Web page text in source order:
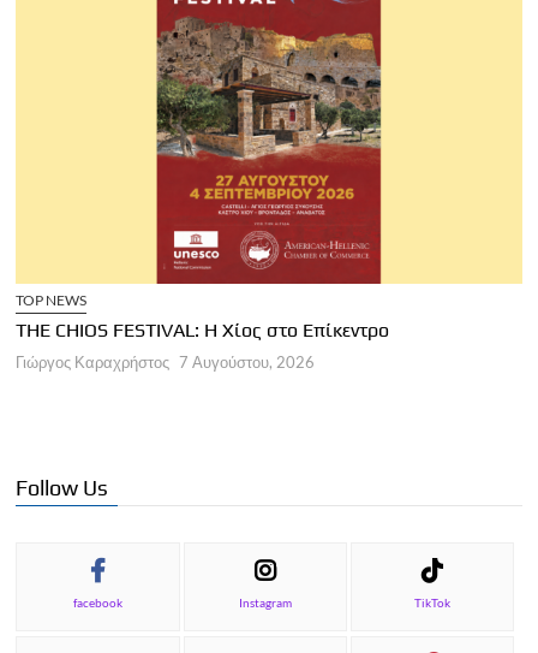
TOP NEWS
THE CHIOS FESTIVAL: Η Χίος στο Επίκεντρο
Γιώργος Καραχρήστος 7 Αυγούστου, 2026
Follow Us
facebook Instagram TikTok